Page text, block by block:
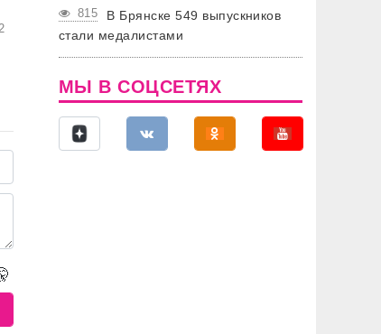
815
В Брянске 549 выпускников
стали медалистами
МЫ В СОЦСЕТЯХ